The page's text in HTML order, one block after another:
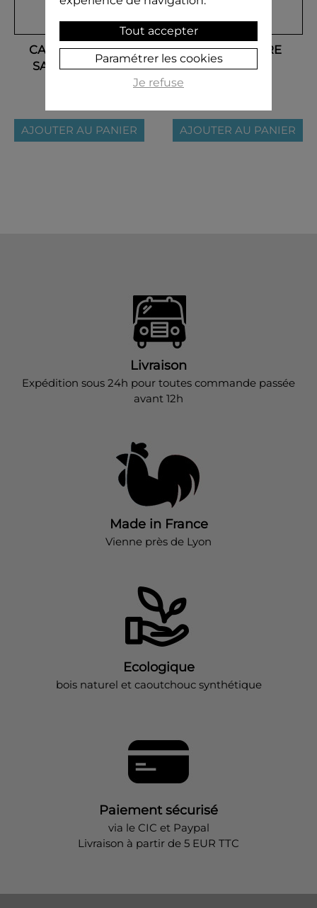
CACHET DE CIRE
SANS GRAVURE
AJOUTER AU PANIER
SCEAU LETTRE
AJOUTER AU PANIER
Livraison
Expédition sous 24h pour toutes commande passée
avant 12h
Made in France
Vienne près de Lyon
Ecologique
bois naturel et caoutchouc synthétique
Paiement sécurisé
via le CIC et Paypal
Livraison à partir de 5 EUR TTC
Tout accepter
Paramétrer les cookies
Je refuse